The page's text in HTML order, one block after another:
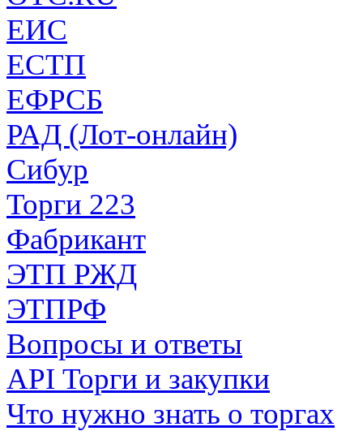
ЕИС
ЕСТП
ЕФРСБ
РАД (Лот-онлайн)
Сибур
Торги 223
Фабрикант
ЭТП РЖД
ЭТПРФ
Вопросы и ответы
API Торги и закупки
Что нужно знать о торгах